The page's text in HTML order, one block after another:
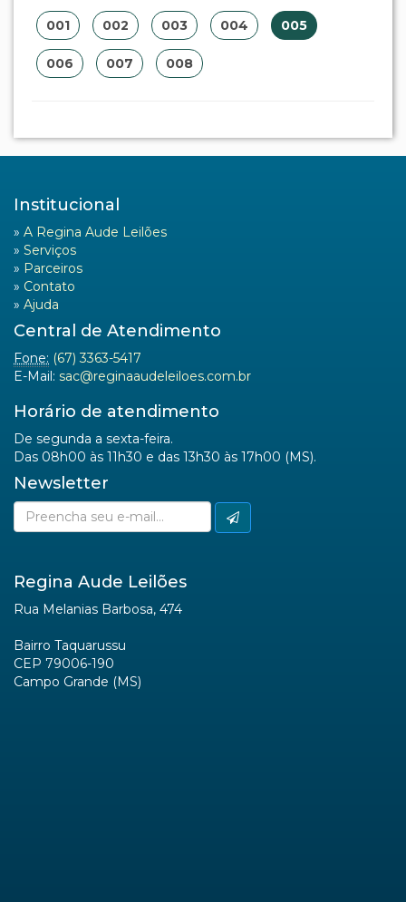
001 002 003 004 005
006 007 008
Institucional
» A Regina Aude Leilões
» Serviços
» Parceiros
» Contato
» Ajuda
Central de Atendimento
Fone: (67) 3363-5417
E-Mail: sac@reginaaudeleiloes.com.br
Horário de atendimento
De segunda a sexta-feira.
Das 08h00 às 11h30 e das 13h30 às 17h00 (MS).
Newsletter
Regina Aude Leilões
Rua Melanias Barbosa, 474
Bairro Taquarussu
CEP 79006-190
Campo Grande (MS)